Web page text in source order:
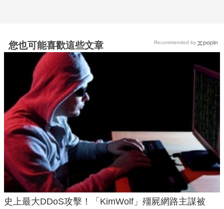
您也可能喜歡這些文章
史上最大DDoS攻擊！「KimWolf」殭屍網路主謀被
Recommended by